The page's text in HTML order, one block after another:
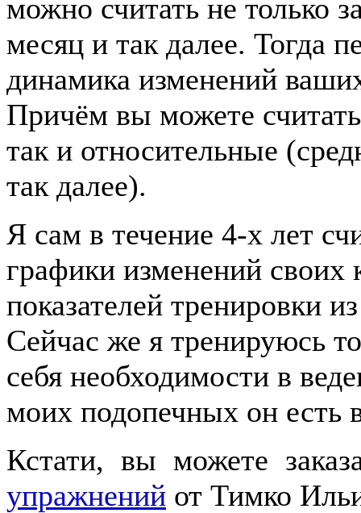
можно считать не только
месяц и так далее. Тогда
динамика изменений
Причём вы можете
так и относительные
так далее).
Я сам в течение 4-х лет
графики изменений своих
показателей тренировки
Сейчас же я тренируюсь
себя необходимости в
моих подопечных он есть
Кстати, вы можете
упражнений от Тимко